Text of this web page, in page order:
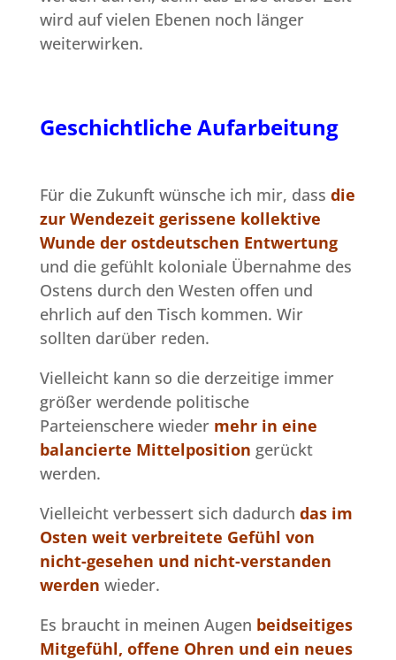
wird auf vielen Ebenen noch länger
weiterwirken.
Geschichtliche Aufarbeitung
Für die Zukunft wünsche ich mir, dass die
zur Wendezeit gerissene kollektive
Wunde der ostdeutschen Entwertung
und die gefühlt koloniale Übernahme des
Ostens durch den Westen offen und
ehrlich auf den Tisch kommen. Wir
sollten darüber reden.
Vielleicht kann so die derzeitige immer
größer werdende politische
Parteienschere wieder mehr in eine
balancierte Mittelposition gerückt
werden.
Vielleicht verbessert sich dadurch das im
Osten weit verbreitete Gefühl von
nicht-gesehen und nicht-verstanden
werden wieder.
Es braucht in meinen Augen beidseitiges
Mitgefühl, offene Ohren und ein neues